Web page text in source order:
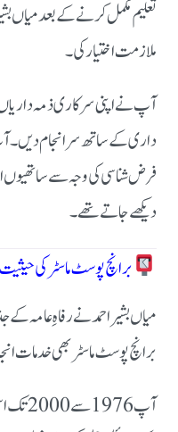
تعلیم مکمل کرنے کے بعد میاں
ملازمت اختیار کی۔
آپ نے اپنی سرکاری ذمہ
داری کے ساتھ سرانجام دیں۔
فرض شناسی کی وجہ سے ساتھیوں
دیکھے جاتے تھے۔
برانچ پوسٹ ماسٹر کی
میاں بشیر احمد نے رفاہِ
برانچ پوسٹ ماسٹر بھی خدمات
آپ